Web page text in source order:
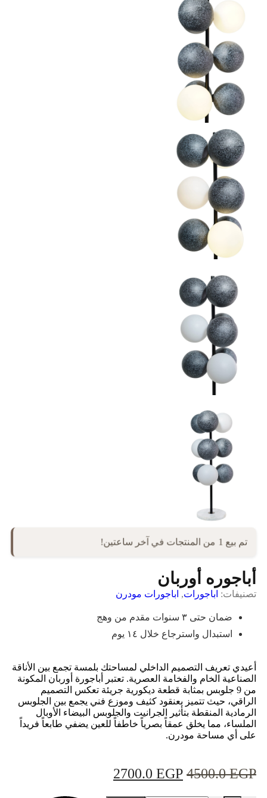
تم بيع 1 من المنتجات في آخر ساعتين!
أباجوره أوربان
تصنيفات: اباجورات, اباجورات مودرن
ضمان حتى ٣ سنوات مقدم من وهج
استبدال واسترجاع خلال ١٤ يوم
أعيدي تعريف التصميم الداخلي لمساحتك بلمسة تجمع بين الأناقة
الصناعية الخام والفخامة العصرية. تعتبر أباجورة أوربان المكونة
من 9 جلوبس بمثابة قطعة ديكورية جريئة تعكس التصميم
الراقي، حيث تتميز بعنقود كثيف وموزع فني يجمع بين الجلوبس
الرمادية المنقطة بتأثير الجرانيت والجلوبس البيضاء الأوبال
الملساء، مما يخلق عمقاً بصرياً خاطفاً للعين يضفي طابعاً فريداً
على أي مساحة مودرن.
4500.0EGP
2700.0 EGP